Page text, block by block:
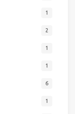
1
2
1
1
6
1